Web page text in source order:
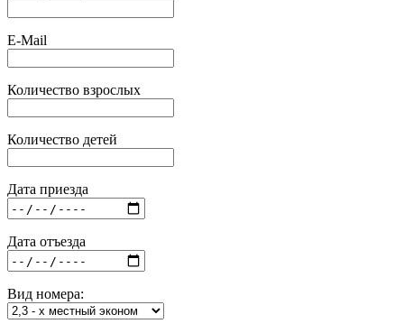
E-Mail
Количество взрослых
Количество детей
Дата приезда
Дата отъезда
Вид номера: